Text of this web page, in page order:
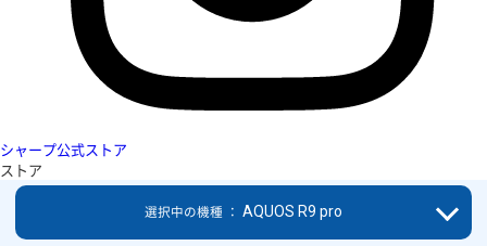
シャープ公式ストア
ストア
選択中の機種 ： AQUOS R9 pro